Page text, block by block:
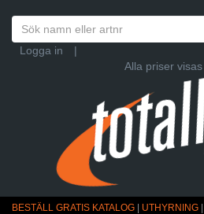
Logga in
|
Alla priser
BESTÄLL GRATIS KATALOG UTHYRNING